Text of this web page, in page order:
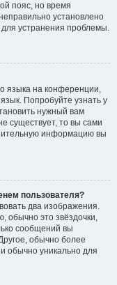
пояс, но время
установлено
устранения проблемы.
языка на конференции,
Попробуйте узнать у
нужный вам
существует, то вы сами
информацию вы
пользователя?
два изображения.
обычно это звёздочки,
сообщений вы
обычно более
обычно уникально для